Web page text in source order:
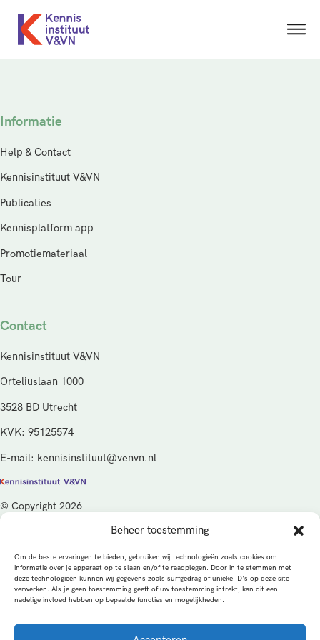
Beheer toestemming
Om de beste ervaringen te bieden, gebruiken wij technologieën zoals cookies om
informatie over je apparaat op te slaan en/of te raadplegen. Door in te stemmen met
deze technologieën kunnen wij gegevens zoals surfgedrag of unieke ID's op deze site
verwerken. Als je geen toestemming geeft of uw toestemming intrekt, kan dit een
nadelige invloed hebben op bepaalde functies en mogelijkheden.
Informatie
Help & Contact
Kennisinstituut V&VN
Publicaties
Kennisplatform app
Promotiemateriaal
Tour
Contact
Kennisinstituut V&VN
Orteliuslaan 1000
3528 BD Utrecht
KVK: 95125574
E-mail: kennisinstituut@venvn.nl
© Copyright 2026
De activiteiten van het Kennisinstituut V&VN worden gefinancierd
vanuit de kwaliteitsgelden van het ministerie van Volksgezondheid,
Welzijn en Sport (VWS), beheerd door ZonMw.
PrivacybeleidCookiesAlgemene voorwaarden